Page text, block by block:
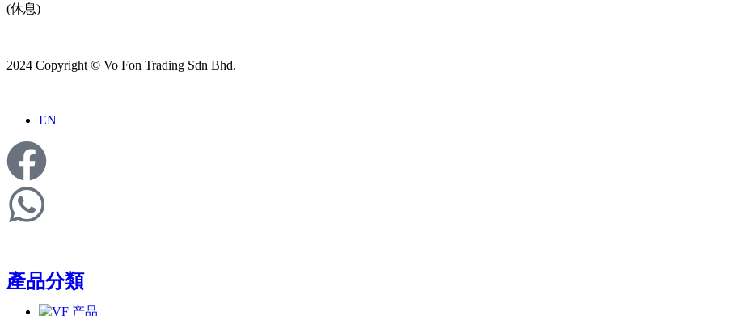
(休息)
2024 Copyright © Vo Fon Trading Sdn Bhd.
EN
產品分類